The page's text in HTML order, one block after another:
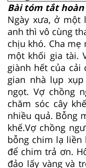
Bài tóm tắt
Ngày xưa, ở một
anh thì vô cùng
chịu khó. Cha
một khối gia tài.
giành hết của
gian nhà lụp
ngọt. Vợ chồng
chăm sóc cây
nhiều quả. Bỗng
khế.Vợ chồng
bỗng chim lạ liền
để chim trả ơn.
đảo lấy vàng và